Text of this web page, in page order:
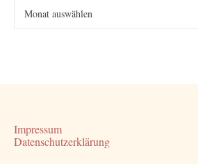
Impressum
Datenschutzerklärung